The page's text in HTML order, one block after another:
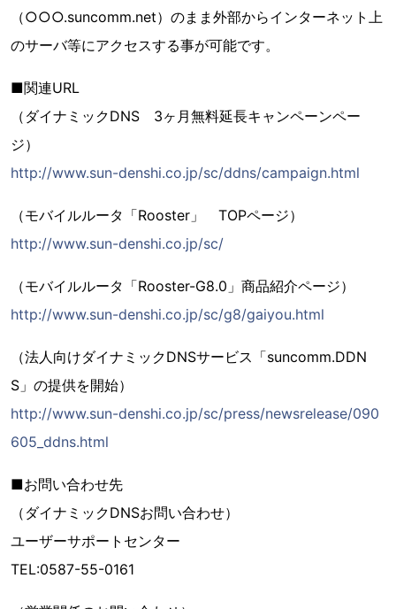
（○○○.suncomm.net）のまま外部からインターネット上
のサーバ等にアクセスする事が可能です。
■関連URL
（ダイナミックDNS 3ヶ月無料延長キャンペーンペー
ジ）
http://www.sun-denshi.co.jp/sc/ddns/campaign.html
（モバイルルータ「Rooster」 TOPページ）
http://www.sun-denshi.co.jp/sc/
（モバイルルータ「Rooster-G8.0」商品紹介ページ）
http://www.sun-denshi.co.jp/sc/g8/gaiyou.html
（法人向けダイナミックDNSサービス「suncomm.DDN
S」の提供を開始）
http://www.sun-denshi.co.jp/sc/press/newsrelease/090
605_ddns.html
■お問い合わせ先
（ダイナミックDNSお問い合わせ）
ユーザーサポートセンター
TEL:0587-55-0161